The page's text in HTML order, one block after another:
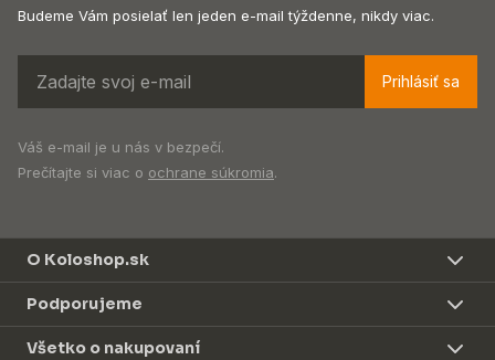
Budeme Vám posielať len jeden e-mail týždenne, nikdy viac.
Prihlásiť sa
Váš e-mail je u nás v bezpečí.
Prečítajte si viac o ochrane súkromia.
O Koloshop.sk
Podporujeme
Všetko o nakupovaní